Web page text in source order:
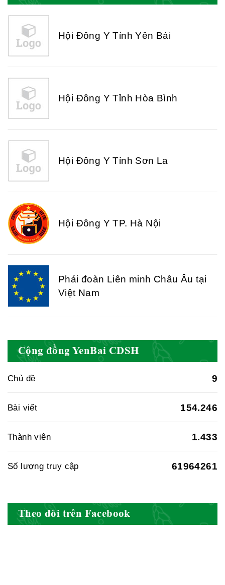
Hiệp hội doanh nghiệp dược Việt
Hội Đông Y Việt Nam
Cộng đồng YenBai CDSH
Chủ đề 9
Bài viết 154.246
Thành viên 1.433
Số lượng truy cập 61964261
Theo dõi trên Facebook